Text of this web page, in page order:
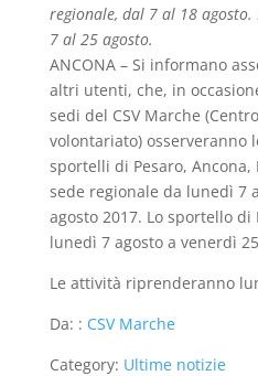
regionale, dal 7 al 18
7 al 25 agosto.
ANCONA – Si informano
altri utenti, che, in
sedi del CSV Marche
volontariato) osserveranno
sportelli di Pesaro, Ancona,
sede regionale da lunedì 7
agosto 2017. Lo sportello
lunedì 7 agosto a venerdì
Le attività riprenderanno
Da: : CSV Marche
Category: Ultime notizie